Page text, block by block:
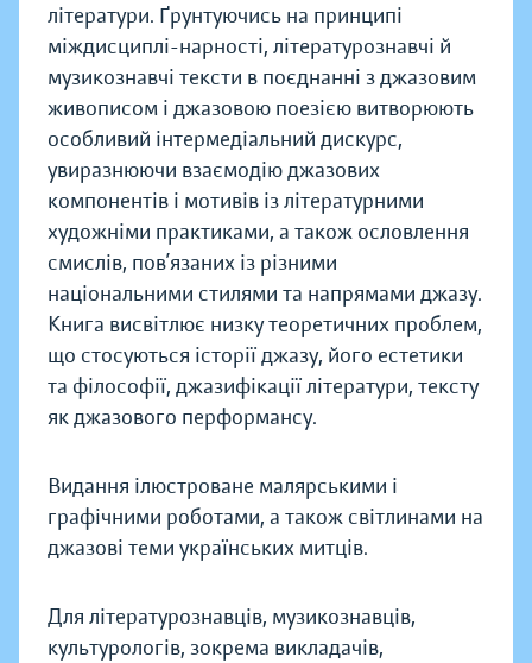
літератури. Ґрунтуючись на принципі
міждисциплі-нарності, літературознавчі й
музикознавчі тексти в поєднанні з джазовим
живописом і джазовою поезією витворюють
особливий інтермедіальний дискурс,
увиразнюючи взаємодію джазових
компонентів і мотивів із літературними
художніми практиками, а також ословлення
смислів, пов’язаних із різними
національними стилями та напрямами джазу.
Книга висвітлює низку теоретичних проблем,
що стосуються історії джазу, його естетики
та філософії, джазифікації літератури, тексту
як джазового перформансу.
Видання ілюстроване малярськими і
графічними роботами, а також світлинами на
джазові теми українських митців.
Для літературознавців, музикознавців,
культурологів, зокрема викладачів,